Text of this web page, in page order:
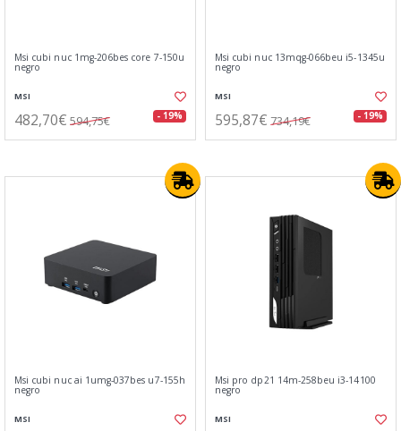
Msi cubi nuc 1mg-206bes core 7-150u
negro
MSI
482,70€ 594,75€ - 19%
Msi cubi nuc 13mqg-066beu i5-1345u
negro
MSI
595,87€ 734,19€ - 19%
Msi cubi nuc ai 1umg-037bes u7-155h
negro
MSI
Msi pro dp21 14m-258beu i3-14100
negro
MSI